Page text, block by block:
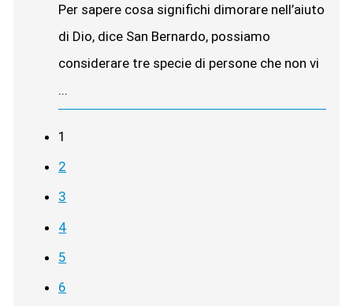
Per sapere cosa significhi dimorare nell’aiuto
di Dio, dice San Bernardo, possiamo
considerare tre specie di persone che non vi
...
1
2
3
4
5
6